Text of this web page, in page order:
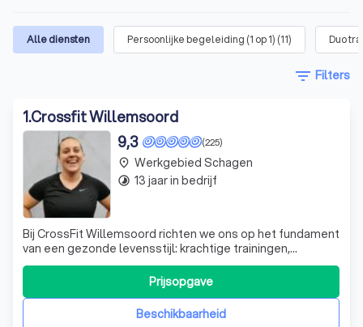
Alle diensten Persoonlijke begeleiding (1 op 1) (11) Duo
filter_list Filters
1.Crossfit Willemsoord
(225)
9,3
Bij CrossFit Willemsoord richten we ons op het fundament
van een gezonde levensstijl: krachtige trainingen,
voedingsadvies en een ondersteunende community.
Onze aanpak is holistisch; we kijken niet alleen naar
fysieke training, maar integreren ook voedingsbegeleiding
en mentale coaching om je te hel
Beschikbaarheid
Prijsopgave
place Werkgebied Schagen
timelapse 13 jaar in bedrijf